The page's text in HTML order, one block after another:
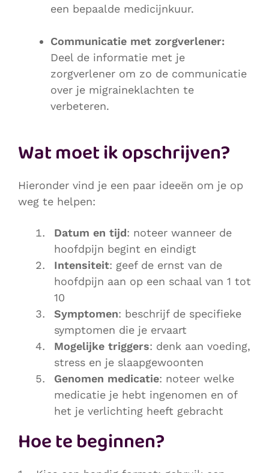
een bepaalde medicijnkuur.
Communicatie met zorgverlener:
Deel de informatie met je
zorgverlener om zo de communicatie
over je migraineklachten te
verbeteren.
Wat moet ik opschrijven?
Hieronder vind je een paar ideeën om je op
weg te helpen:
Datum en tijd: noteer wanneer de
hoofdpijn begint en eindigt
Intensiteit: geef de ernst van de
hoofdpijn aan op een schaal van 1 tot
10
Symptomen: beschrijf de specifieke
symptomen die je ervaart
Mogelijke triggers: denk aan voeding,
stress en je slaapgewoonten
Genomen medicatie: noteer welke
medicatie je hebt ingenomen en of
het je verlichting heeft gebracht
Hoe te beginnen?